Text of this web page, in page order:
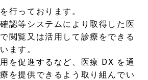
行っております。
認等システムにより取得した医
閲覧又は活用して診療をできる
ます。
を促進するなど、医療 DX を通
を提供できるよう取り組んでい